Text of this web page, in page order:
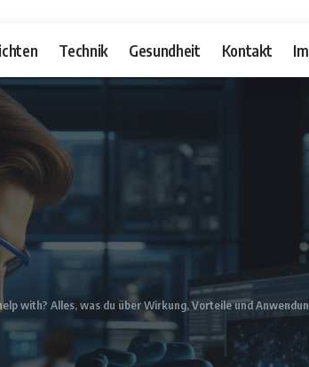
Technik Gesundheit Kontakt
with? Alles, was du über Wirkung, Vorteile und